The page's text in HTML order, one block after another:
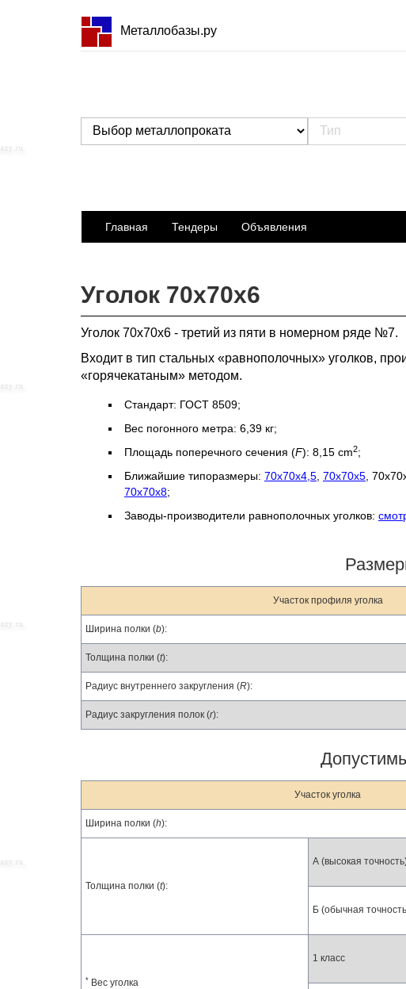
Металлобазы.ру
Главная Тендеры Объявления
Уголок 70х70х6
Уголок 70х70х6 - третий из пяти в номерном ряде №7.
Входит в тип стальных «равнополочных» уголков,
«горячекатаным» методом.
Стандарт: ГОСТ 8509;
Вес погонного метра: 6,39 кг;
Площадь поперечного сечения (F): 8,15 cm2;
Ближайшие типоразмеры: 70х70х4,5 70х70х5 ,
70х70х8;
Заводы-производители равнополочных уголков:
Участок профиля уголка
Ширина полки (b):
Толщина полки (t):
Радиус внутреннего закругления (R):
Радиус закругления полок (r):
Участок уголка
Ширина полки (h):
Толщина полки (t):
А (высокая
Б (обычная
* Вес уголка
1 класс